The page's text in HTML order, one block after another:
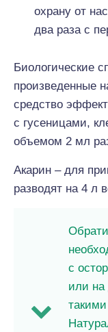
охрану от
два раза с
Биологические
произведенные
средство
с гусеницами,
объемом 2 мл
Акарин – для
разводят на 4 л
с
или на